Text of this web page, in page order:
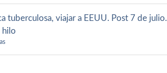
tuberculosa, viajar a EEUU. Post 7 de julio.
hilo